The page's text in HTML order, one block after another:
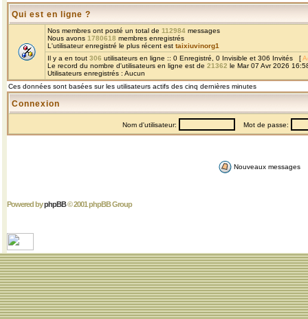
Qui est en ligne ?
Nos membres ont posté un total de 112984 messages
Nous avons 1780618 membres enregistrés
L'utilisateur enregistré le plus récent est taixiuvinorg1
Il y a en tout 306 utilisateurs en ligne :: 0 Enregistré, 0 Invisible et 306 Invités [
Le record du nombre d'utilisateurs en ligne est de 21362 le Mar 07 Avr 2026
Utilisateurs enregistrés : Aucun
Ces données sont basées sur les utilisateurs actifs des cinq dernières minutes
Connexion
Nom d'utilisateur: Mot de passe:
Nouveaux messages
Powered byphpBB© 2001 phpBB Group